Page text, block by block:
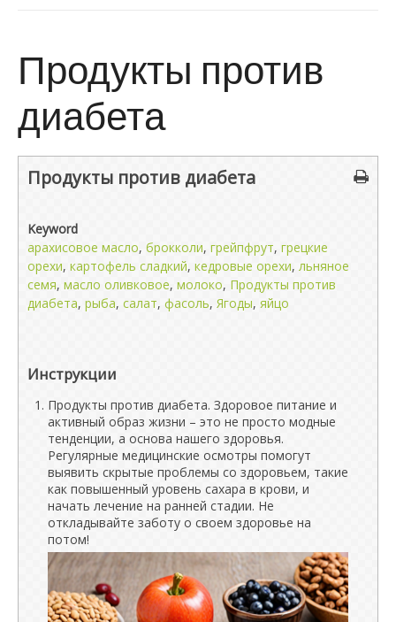
Продукты против
диабета
Продукты против диабета
Keyword
арахисовое масло, брокколи, грейпфрут, грецкие
орехи, картофель сладкий, кедровые орехи, льняное
семя, масло оливковое, молоко, Продукты против
диабета, рыба, салат, фасоль, Ягоды, яйцо
Инструкции
Продукты против диабета. Здоровое питание и
активный образ жизни – это не просто модные
тенденции, а основа нашего здоровья.
Регулярные медицинские осмотры помогут
выявить скрытые проблемы со здоровьем, такие
как повышенный уровень сахара в крови, и
начать лечение на ранней стадии. Не
откладывайте заботу о своем здоровье на
потом!